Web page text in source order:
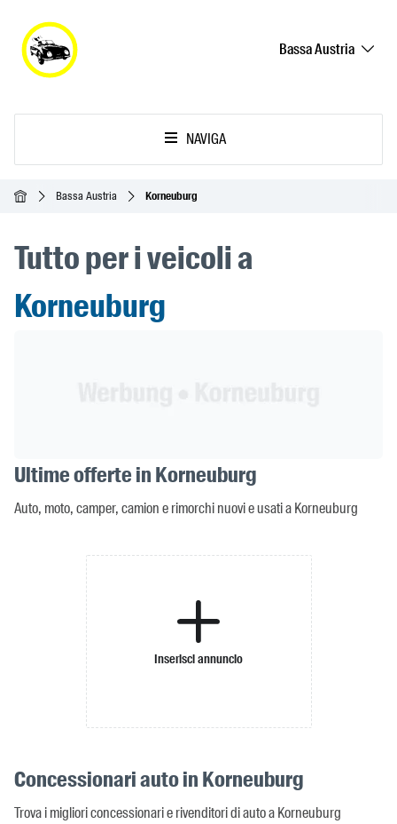
Bassa Austria
NAVIGA
Home Bassa Austria Korneuburg
Tutto per i veicoli a
Korneuburg
Ultime offerte in Korneuburg
Auto, moto, camper, camion e rimorchi nuovi e usati a Korneuburg
Inserisci annuncio
Concessionari auto in Korneuburg
Trova i migliori concessionari e rivenditori di auto a Korneuburg